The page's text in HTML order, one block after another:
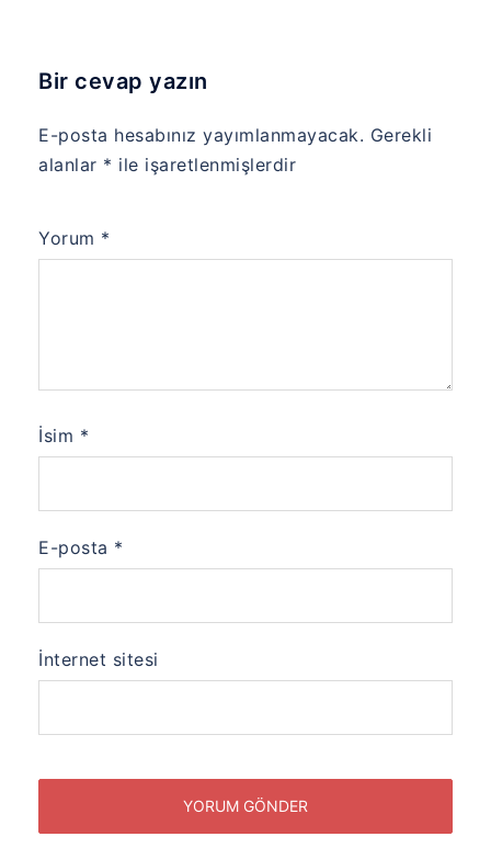
Bir cevap yazın
E-posta hesabınız yayımlanmayacak. Gerekli
alanlar * ile işaretlenmişlerdir
Yorum *
İsim *
E-posta *
İnternet sitesi